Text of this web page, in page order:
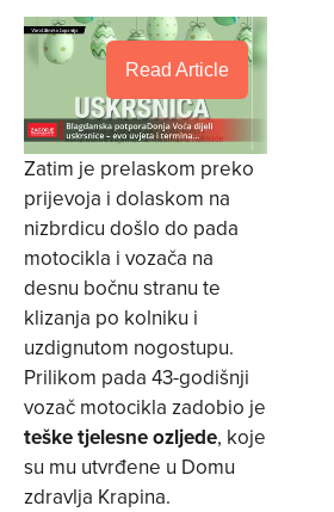
Read Article
Zatim je prelaskom preko
prijevoja i dolaskom na
nizbrdicu došlo do pada
motocikla i vozača na
desnu bočnu stranu te
klizanja po kolniku i
uzdignutom nogostupu.
Prilikom pada 43-godišnji
vozač motocikla zadobio je
teške tjelesne ozljede, koje
su mu utvrđene u Domu
zdravlja Krapina.